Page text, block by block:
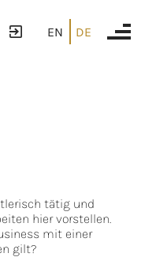
EN DE
tätig und
hier vorstellen.
mit einer
gilt?